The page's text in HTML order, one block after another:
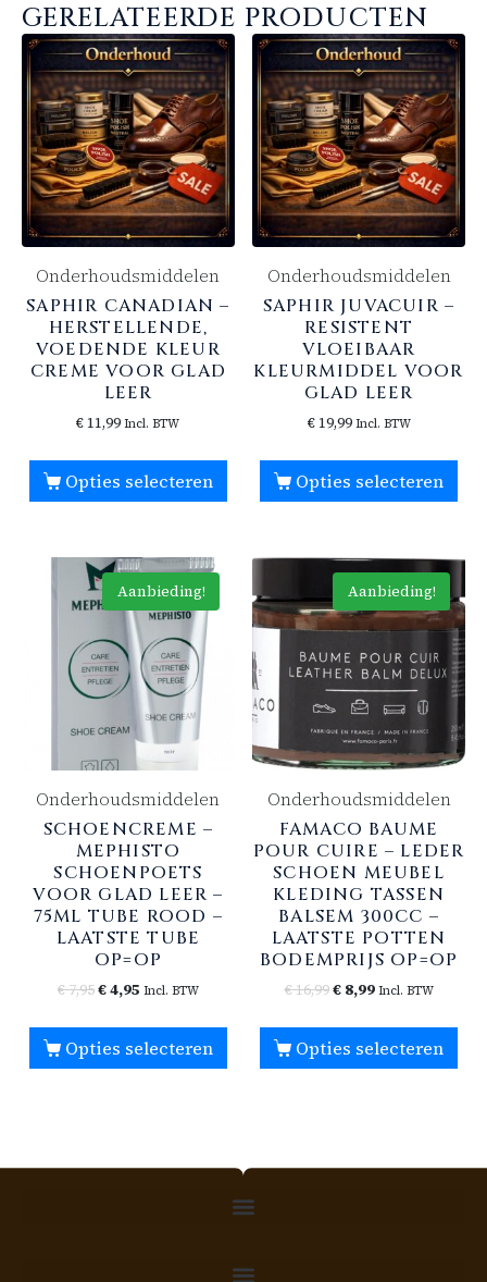
GERELATEERDE PRODUCTEN
Onderhoudsmiddelen
SAPHIR CANADIAN –
HERSTELLENDE,
VOEDENDE KLEUR
CREME VOOR GLAD
LEER
€ 11,99 Incl. BTW
Opties selecteren
Onderhoudsmiddelen
SAPHIR JUVACUIR –
RESISTENT
VLOEIBAAR
KLEURMIDDEL VOOR
GLAD LEER
€19,99 Incl. BTW
Opties selecteren
Aanbieding!
Onderhoudsmiddelen
SCHOENCREME –
MEPHISTO
SCHOENPOETS
VOOR GLAD LEER –
75ML TUBE ROOD –
LAATSTE TUBE
OP=OP
€7,95€4,95 Incl. BTW
Opties selecteren
Aanbieding!
Onderhoudsmiddelen
FAMACO BAUME
POUR CUIRE – LEDER
SCHOEN MEUBEL
KLEDING TASSEN
BALSEM 300CC –
LAATSTE POTTEN
BODEMPRIJS OP=OP
€16,99€8,99 Incl. BTW
Opties selecteren